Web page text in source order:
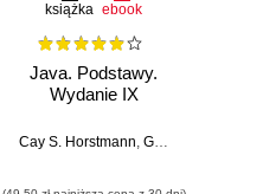
książka ebook
Java. Podstawy.
Wydanie IX
Cay S. Horstmann Gary Cornell